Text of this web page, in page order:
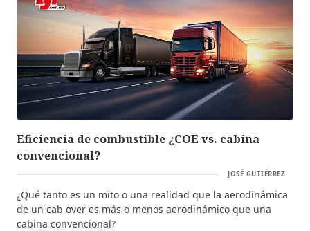
Eficiencia de combustible ¿COE vs. cabina
convencional?
JOSÉ GUTIÉRREZ
¿Qué tanto es un mito o una realidad que la aerodinámica
de un cab over es más o menos aerodinámico que una
cabina convencional?